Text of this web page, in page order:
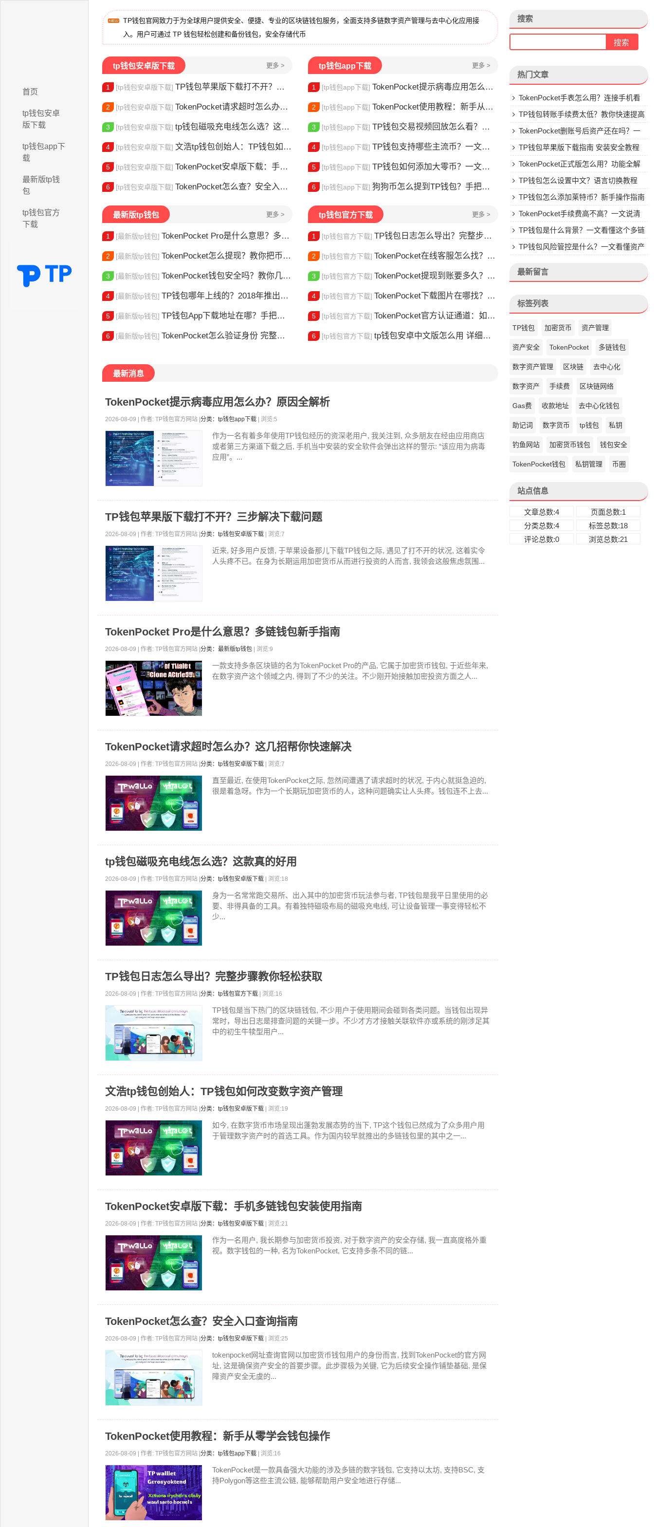
首页
tp钱包安卓
版下载
tp钱包app下
载
最新版tp钱
包
tp钱包官方
下载
TP钱包官网致力于为全球用户提供安全、便捷、专业的区块链钱包服务，全面支持多链数字资产管理与去中心化应用接
入。用户可通过 TP 钱包轻松创建和备份钱包，安全存储代币
tp钱包安卓版下载 更多 >
1 [tp钱包安卓版下载] TP钱包苹果版下载打不开？三步解决下载问题
2 [tp钱包安卓版下载] TokenPocket请求超时怎么办？这几招帮你快速解决
3 [tp钱包安卓版下载] tp钱包磁吸充电线怎么选？这款真的好用
4 [tp钱包安卓版下载] 文浩tp钱包创始人：TP钱包如何改变数字资产管理
5 [tp钱包安卓版下载] TokenPocket安卓版下载：手机多链钱包安装使用指南
6 [tp钱包安卓版下载] TokenPocket怎么查？安全入口查询指南
tp钱包app下载 更多 >
1 [tp钱包app下载] TokenPocket提示病毒应用怎么办？原因全解析
2 [tp钱包app下载] TokenPocket使用教程：新手从零学会钱包操作
3 [tp钱包app下载] TP钱包交易视频回放怎么看？一文教你轻松找回
4 [tp钱包app下载] TP钱包支持哪些主流币？一文看懂
5 [tp钱包app下载] TP钱包如何添加大零币？一文教你轻松操作
6 [tp钱包app下载] 狗狗币怎么提到TP钱包？手把手教你安全转入
最新版tp钱包 更多 >
1 [最新版tp钱包] TokenPocket Pro是什么意思？多链钱包新手指南
2 [最新版tp钱包] TokenPocket怎么提现？教你把币安全换成现金
3 [最新版tp钱包] TokenPocket钱包安全吗？教你几招自查
4 [最新版tp钱包] TP钱包哪年上线的？2018年推出的多链钱包全解析
5 [最新版tp钱包] TP钱包App下载地址在哪？手把手教你安全下载
6 [最新版tp钱包] TokenPocket怎么验证身份 完整教程分享 手把手教你完成KYC认证流程
tp钱包官方下载 更多 >
1 [tp钱包官方下载] TP钱包日志怎么导出？完整步骤教你轻松获取
2 [tp钱包官方下载] TokenPocket在线客服怎么找？人工客服快速接入攻略
3 [tp钱包官方下载] TokenPocket提现到账要多久？别把钱包当银行，看完这篇就懂了
4 [tp钱包官方下载] TokenPocket下载图片在哪找？官方渠道最靠谱
5 [tp钱包官方下载] TokenPocket官方认证通道：如何找到真正的官方渠道
6 [tp钱包官方下载] tp钱包安卓中文版怎么用 详细安装教程
最新消息
TokenPocket提示病毒应用怎么办？原因全解析
2026-08-09 | 作者: TP钱包官方网站 | 分类：tp钱包app下载 | 浏览:5
作为一名有着多年使用TP钱包经历的资深老用户, 我关注到, 众多朋友在经由应用商店
或者第三方渠道下载之后, 手机当中安装的安全软件会弹出这样的警示: “该应用为病毒
应用”。...
TP钱包苹果版下载打不开？三步解决下载问题
2026-08-09 | 作者: TP钱包官方网站 | 分类：tp钱包安卓版下载 | 浏览:7
近来, 好多用户反馈, 于苹果设备那儿下载TP钱包之际, 遇见了打不开的状况, 这着实令
人头疼不已。在身为长期运用加密货币从而进行投资的人而言, 我领会这般焦虑氛围...
TokenPocket Pro是什么意思？多链钱包新手指南
2026-08-09 | 作者: TP钱包官方网站 | 分类：最新版tp钱包 | 浏览:9
一款支持多条区块链的名为TokenPocket Pro的产品, 它属于加密货币钱包, 于近些年来,
在数字资产这个领域之内, 得到了不少的关注。不少刚开始接触加密投资方面之人...
TokenPocket请求超时怎么办？这几招帮你快速解决
2026-08-09 | 作者: TP钱包官方网站 | 分类：tp钱包安卓版下载 | 浏览:7
直至最近, 在使用TokenPocket之际, 忽然间遭遇了请求超时的状况, 于内心就挺急迫的,
很是着急呀。作为一个长期玩加密货币的人，这种问题确实让人头疼。钱包连不上去...
tp钱包磁吸充电线怎么选？这款真的好用
2026-08-09 | 作者: TP钱包官方网站 | 分类：tp钱包安卓版下载 | 浏览:18
身为一名常常跑交易所、出入其中的加密货币玩法参与者, TP钱包是我平日里使用的必
要、非得具备的工具。有着独特磁吸布局的磁吸充电线, 可让设备管理一事变得轻松不
少...
TP钱包日志怎么导出？完整步骤教你轻松获取
2026-08-09 | 作者: TP钱包官方网站 | 分类：tp钱包官方下载 | 浏览:16
TP钱包是当下热门的区块链钱包, 不少用户于使用期间会碰到各类问题。当钱包出现异
常时，导出日志是排查问题的关键一步。不少才方才接触关联软件亦或系统的刚涉足其
中的初生牛犊型用户...
文浩tp钱包创始人：TP钱包如何改变数字资产管理
2026-08-09 | 作者: TP钱包官方网站 | 分类：tp钱包安卓版下载 | 浏览:19
如今, 在数字货币市场呈现出蓬勃发展态势的当下, TP这个钱包已然成为了众多用户用
于管理数字资产时的首选工具。作为国内较早就推出的多链钱包里的其中之一...
TokenPocket安卓版下载：手机多链钱包安装使用指南
2026-08-09 | 作者: TP钱包官方网站 | 分类：tp钱包安卓版下载 | 浏览:21
作为一名用户, 我长期参与加密货币投资, 对于数字资产的安全存储, 我一直高度格外重
视。数字钱包的一种, 名为TokenPocket, 它支持多条不同的链...
TokenPocket怎么查？安全入口查询指南
2026-08-09 | 作者: TP钱包官方网站 | 分类：tp钱包安卓版下载 | 浏览:25
tokenpocket网址查询官网以加密货币钱包用户的身份而言, 找到TokenPocket的官方网
址, 这是确保资产安全的首要步骤。此步骤极为关键, 它为后续安全操作铺垫基础, 是保
障资产安全无虞的...
TokenPocket使用教程：新手从零学会钱包操作
2026-08-09 | 作者: TP钱包官方网站 | 分类：tp钱包app下载 | 浏览:16
TokenPocket是一款具备强大功能的涉及多链的数字钱包, 它支持以太坊, 支持BSC, 支
持Polygon等这些主流公链, 能够帮助用户安全地进行存储...
搜索
热门文章
TokenPocket手表怎么用？连接手机看
行情教程
TP钱包转账手续费太低？教你快速提高
Gas费
TokenPocket删账号后资产还在吗？一
文讲清楚
TP钱包苹果版下载指南 安装安全教程
TokenPocket正式版怎么用？功能全解
析与安全使用指南
TP钱包怎么设置中文？语言切换教程
TP钱包怎么添加莱特币？新手操作指南
TokenPocket手续费高不高？一文说清
楚TP钱包是什么背景？一文看懂这个多链
钱包的来头
TP钱包风险管控是什么？一文看懂资产
最新留言
标签列表
TP钱包 加密货币 资产管理
资产安全 TokenPocket 多链钱包
数字资产管理 区块链 去中心化
数字资产 手续费 区块链网络
Gas费 收款地址 去中心化钱包
助记词 数字货币 tp钱包 私钥
钓鱼网站 加密货币钱包 钱包安全
TokenPocket钱包 私钥管理 币圈
站点信息
文章总数:4
页面总数:1
分类总数:4
标签总数:18
评论总数:0
浏览总数:21